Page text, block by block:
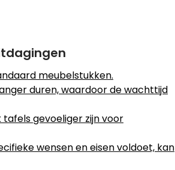
meubelstukken.
duren, waardoor de wachttijd
gevoeliger zijn voor
wensen en eisen voldoet, kan